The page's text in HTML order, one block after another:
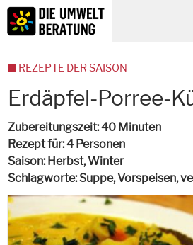
Inhalt
Suche
Erdäpfel-Porree-
Zubereitungszeit 40 Minuten
Rezept für 4 Personen
Saison Herbst, Winter
Schlagworte Suppe, Vorspeisen,
REZEPTE DER SAISON